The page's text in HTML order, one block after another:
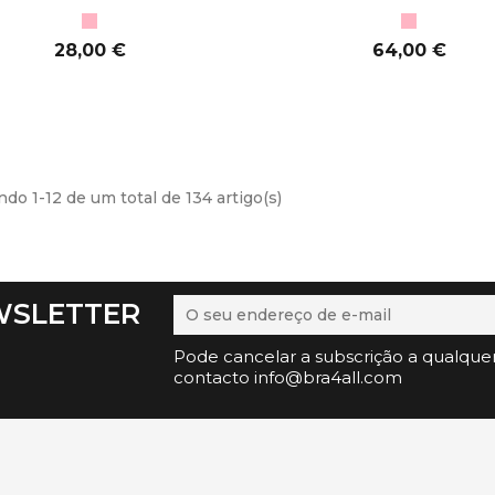
Preço
28,00 €
Preço
64,00 €
1-12 de um total de 134 artigo(s)
Pode cancelar a subscrição a
contacto info@bra4all.com